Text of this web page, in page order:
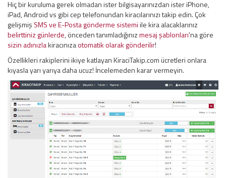
Hiç bir kuruluma gerek olmadan ister bilgisayarınızdan ister iPhone,
iPad, Android vs gibi cep telefonundan kiracılarınızı takip edin. Çok
gelişmiş SMS ve E-Posta gönderme sistemiile kira alacaklarınız
belirttiniz günlerde, önceden tanımladığınızmesaj şablonları'na göre
sizin adınızlakiracınızaotomatik olarak gönderilir!
Özellikleri rakiplerini ikiye katlayan KiraciTakip.com ücretleri onlara
kıyasla yarı yarıya daha ucuz! İncelemeden karar vermeyin.